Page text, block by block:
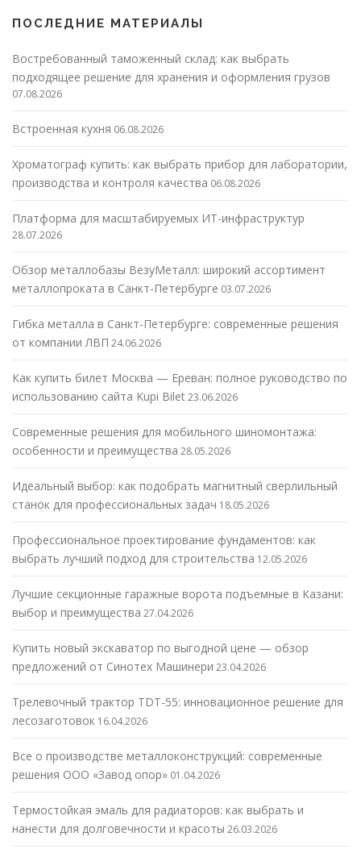
ПОСЛЕДНИЕ МАТЕРИАЛЫ
Востребованный таможенный склад: как выбрать
подходящее решение для хранения и оформления грузов
07.08.2026
Встроенная кухня 06.08.2026
Хроматограф купить: как выбрать прибор для лаборатории,
производства и контроля качества 06.08.2026
Платформа для масштабируемых ИТ-инфраструктур
28.07.2026
Обзор металлобазы ВезуМеталл: широкий ассортимент
металлопроката в Санкт-Петербурге 03.07.2026
Гибка металла в Санкт-Петербурге: современные решения
от компании ЛВП 24.06.2026
Как купить билет Москва — Ереван: полное руководство по
использованию сайта Kupi Bilet23.06.2026
Современные решения для мобильного шиномонтажа:
особенности и преимущества 28.05.2026
Идеальный выбор: как подобрать магнитный сверлильный
станок для профессиональных задач 18.05.2026
Профессиональное проектирование фундаментов: как
выбрать лучший подход для строительства 12.05.2026
Лучшие секционные гаражные ворота подъемные в Казани:
выбор и преимущества 27.04.2026
Купить новый экскаватор по выгодной цене — обзор
предложений от Синотех Машинери 23.04.2026
Трелевочный трактор TDT-55: инновационное решение для
лесозаготовок 16.04.2026
Все о производстве металлоконструкций: современные
решения ООО «Завод опор» 01.04.2026
Термостойкая эмаль для радиаторов: как выбрать и
нанести для долговечности и красоты 26.03.2026